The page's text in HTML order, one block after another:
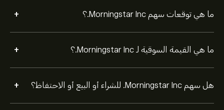
ما هي توقعات سهم Morningstar Inc.؟ +
ما هي القيمة السوقية لـ Morningstar Inc.؟ +
هل سهم Morningstar Inc. للشراء أو البيع أو الاحتفاظ؟ +